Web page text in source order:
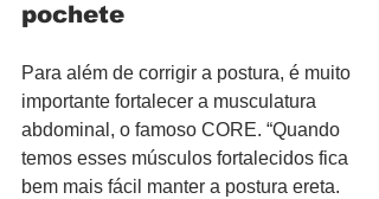
pochete
Para além de corrigir a postura, é muito
importante fortalecer a musculatura
abdominal, o famoso CORE. “Quando
temos esses músculos fortalecidos fica
bem mais fácil manter a postura ereta.